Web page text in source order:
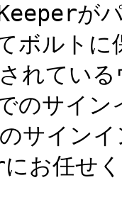
が
ボルト
れてい
のサイ
サイン
お任せ